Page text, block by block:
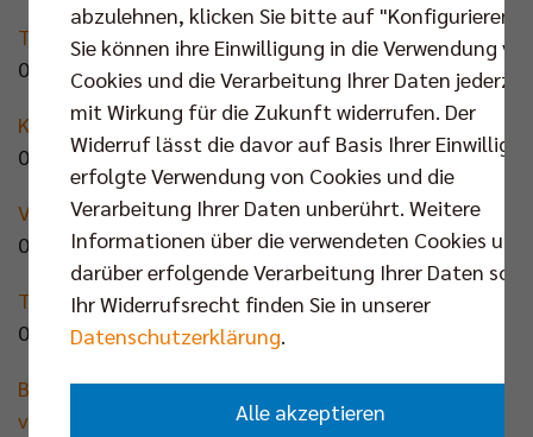
Tobias Krick: Eine Zukunft voller Fragezeichen
07.05.2025 | yahoo.com (mit SID)
Krick geht, Wegner lobt - Volleys holen Amerikaner
06.05.2025 | Süddeutsche Zeitung
Volleyball-Influencer Krick fühlt sich übersättigt
06.05.2025 | FAZ
TikTok-Star denkt an Volleyball-Pause
06.05.2025 | BILD
BR Volleys verpflichten Nolan Flexen - und
verzeichnen mehrere Abgänge
abzulehnen, klicken Sie bitte auf "Konfigurieren".
Sie können ihre Einwilligung in die Verwendung
Cookies und die Verarbeitung Ihrer Daten
mit Wirkung für die Zukunft widerrufen. Der
Widerruf lässt die davor auf Basis Ihrer
erfolgte Verwendung von Cookies und die
Verarbeitung Ihrer Daten unberührt. Weitere
Informationen über die verwendeten Cookies und
darüber erfolgende Verarbeitung Ihrer Daten
Ihr Widerrufsrecht finden Sie in unserer
Datenschutzerklärung.
Alle akzeptieren